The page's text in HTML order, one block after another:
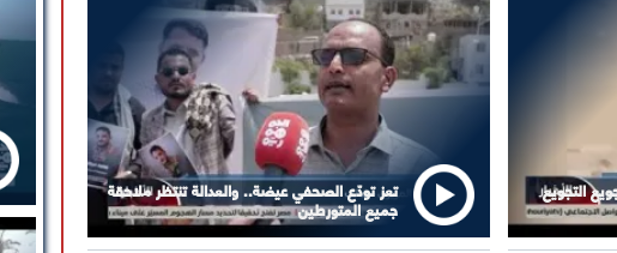
التجويع تعز تودّع الصحفي عيضة.. والعدالة تنتظر ملاحقة
جميع المتورطين